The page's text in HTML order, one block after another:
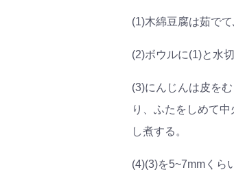
(1)木綿豆腐は茹で
(2)ボウルに(1)と水
(3)にんじんは皮を
り、ふたをしめて
し煮する。
(4)(3)を5~7mmくら